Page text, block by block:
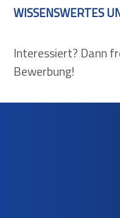
WISSENSWERTES
Interessiert? Dann
Bewerbung!